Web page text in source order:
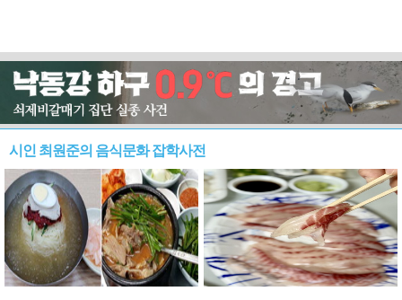
시인 최원준의 음식문화 잡학사전